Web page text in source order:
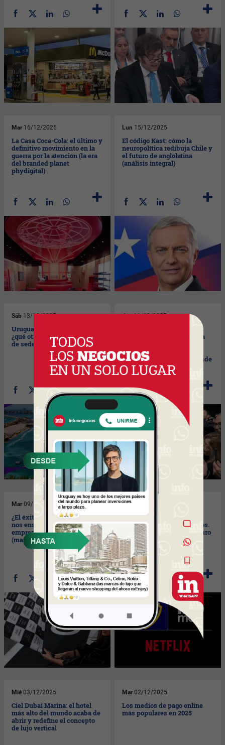
Mar 16/12/2025
La Casa Coca-Cola: el último y
definitivo movimiento en la
guerra por la atención (la era
del branded planet
phydigital)
Lun 15/12/2025
El código Kast: cómo la
neuropolítica redibuja Chile y
el futuro de anglolatina
(análisis integral)
Sáb 13/12/2025
Uruguay juega en Miami:
¿qué otros equipos tendrán
de sede a la ciudad del sol?
Jue11/12/2025
Machado: cómo una lancha
coraje redefinieron la
geopolítica venezolana desde
Oslo
Mar 09/12/2025
¿El éxito total de la F1? ¿Qué
nos enseña a todas las
empresas y marcas hoy?
(manual ágil aquí)
Vie05/12/2025
La adquisición del siglo:
Netflix compra Warner Bros.
y HBO (reimaginado el futuro
del universo, crossing y
phydigital, del
entretenimiento)
Mié 03/12/2025
Ciel Dubai Marina: el hotel
más alto del mundo acaba de
abrir y redefine el concepto
de lujo vertical
Mar 02/12/2025
Los medios de pago online
más populares en 2025